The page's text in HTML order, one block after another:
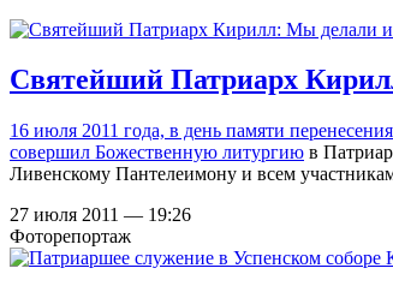
Святейший Патриарх
16 июля 2011 года, в день памяти
совершил Божественную литургию в
Ливенскому Пантелеимону и всем
27 июля 2011 — 19:26
Фоторепортаж